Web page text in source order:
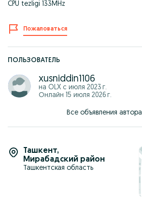
CPU tezligi 133MHz
Пожаловаться
ПОЛЬЗОВАТЕЛЬ
xusniddin1106
на OLX с июля 2023 г.
Онлайн 15 июля 2026 г.
Все объявления автора
Ташкент,
Мирабадский район
Ташкентская область